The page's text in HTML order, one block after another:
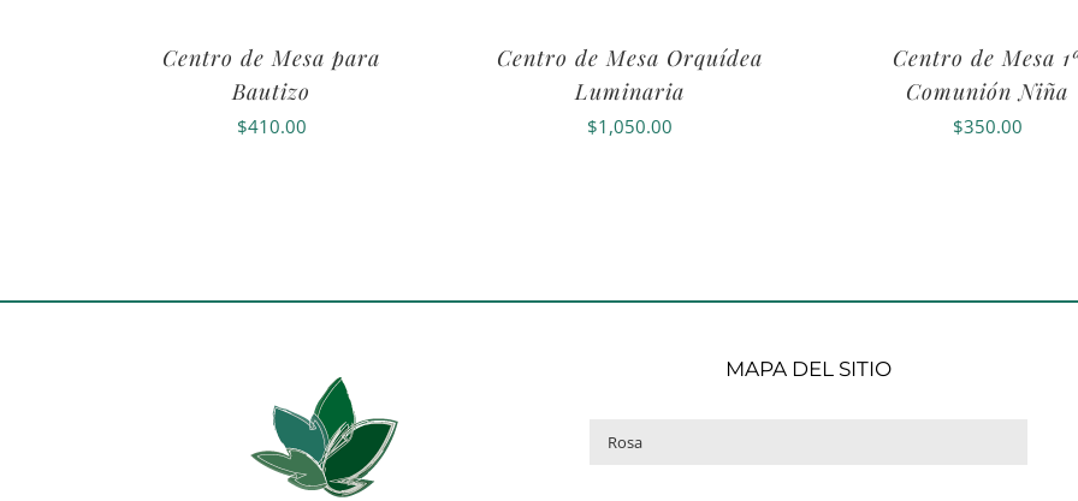
Centro de Mesa para
Bautizo
$410.00
Centro de Mesa Orquídea
Luminaria
$1,050.00
Centro de Mesa
Comunión Niña
$350.00
MAPA DEL SITIO